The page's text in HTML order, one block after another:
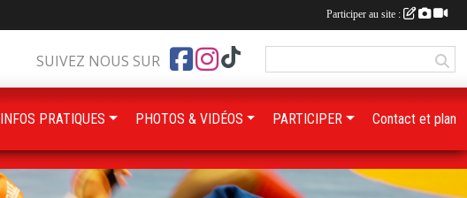
SUIVEZ NOUS SUR
INFOS PRATIQUES PHOTOS & VIDÉOS PARTICIPER Contact et plan
Participer au site :